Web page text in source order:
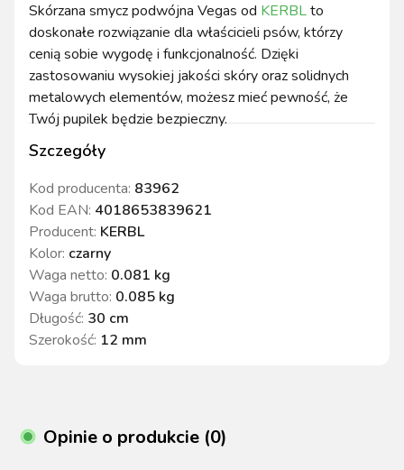
Szczegóły
Kod producenta: 83962
Kod EAN: 4018653839621
Producent: KERBL
Kolor: czarny
Waga netto: 0.081 kg
Waga brutto: 0.085 kg
Długość: 30 cm
Szerokość: 12 mm
Skórzana smycz podwójna Vegas od KERBLto
doskonałe rozwiązanie dla właścicieli psów, którzy
cenią sobie wygodę i funkcjonalność. Dzięki
zastosowaniu wysokiej jakości skóry oraz solidnych
metalowych elementów, możesz mieć pewność, że
Twój pupilek będzie bezpieczny.
Opinie o produkcie (0)